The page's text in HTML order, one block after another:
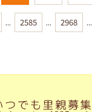
... 2585 ... 2968 ...